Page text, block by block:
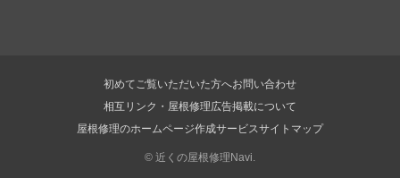
初めてご覧いただいた方へお問い合わせ
相互リンク・屋根修理広告掲載について
屋根修理のホームページ作成サービスサイトマップ
© 近くの屋根修理Navi.